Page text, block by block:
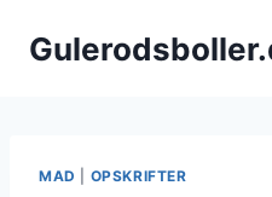
MAD OPSKRIFTER